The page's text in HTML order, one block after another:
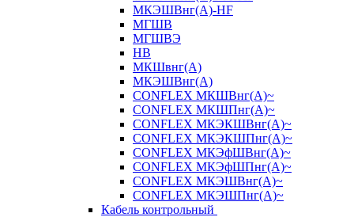
МКЭШВнг(А)-HF
МГШВ
МГШВЭ
НВ
МКШвнг(А)
МКЭШВнг(А)
CONFLEX МКШВнг(А)~
CONFLEX МКШПнг(А)~
CONFLEX МКЭКШВнг(А)~
CONFLEX МКЭКШПнг(А)~
CONFLEX МКЭфШВнг(А)~
CONFLEX МКЭфШПнг(А)~
CONFLEX МКЭШВнг(А)~
CONFLEX МКЭШПнг(А)~
Кабель контрольный